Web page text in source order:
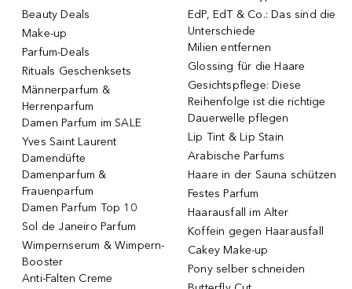
Beauty Deals
Make-up
Parfum-Deals
Rituals Geschenksets
Männerparfum &
Herrenparfum
Damen Parfum im SALE
Yves Saint Laurent
Damendüfte
Damenparfum &
Frauenparfum
Damen Parfum Top 10
Sol de Janeiro Parfum
Wimpernserum & Wimpern-
Booster
Anti-Falten Creme
EdP, EdT & Co.: Das sind die
Unterschiede
Milien entfernen
Glossing für die Haare
Gesichtspflege: Diese
Reihenfolge ist die richtige
Dauerwelle pflegen
Lip Tint & Lip Stain
Arabische Parfums
Haare in der Sauna schützen
Festes Parfum
Haarausfall im Alter
Koffein gegen Haarausfall
Cakey Make-up
Pony selber schneiden